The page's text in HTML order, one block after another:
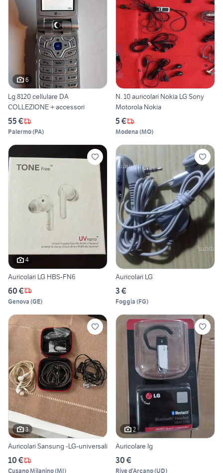
6
Lg 8120 cellulare DA
COLLEZIONE + accessori
55 €
Palermo(PA)
N. 10 auricolari Nokia LG Sony
Motorola Nokia
5 €
Modena (MO)
4
Auricolari LG HBS-FN6
60 €
Genova (GE)
Auricolari LG
3 €
Foggia (FG)
3
Auricolari Sansung -LG-universali
10 €
Cusano Milanino(MI)
2
Auricolare lg
30 €
Rive d'Arcano(UD)